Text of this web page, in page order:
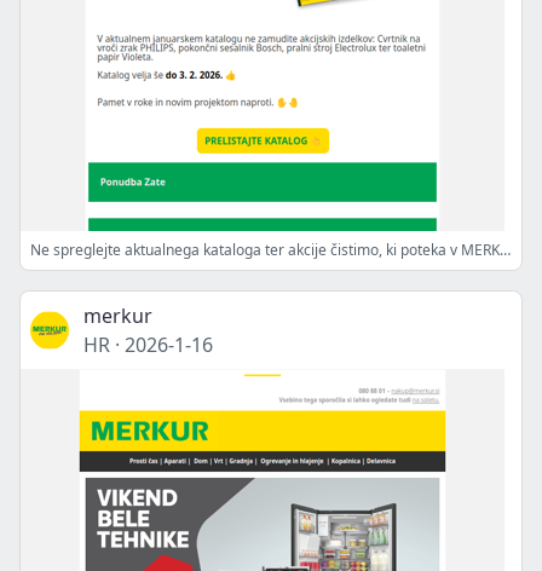
Ne spreglejte aktualnega kataloga ter akcije čistimo, ki poteka v MERKURjevih trgovinah. 🙌
merkur
HR · 2026-1-16